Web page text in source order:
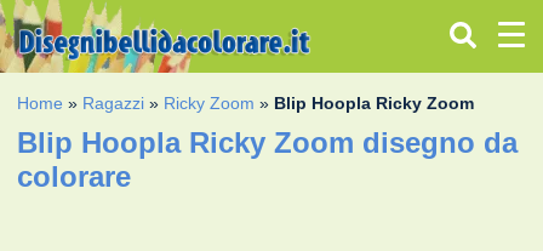
Home » Ragazzi » Ricky Zoom » Blip Hoopla Ricky Zoom
Blip Hoopla Ricky Zoom disegno da
colorare